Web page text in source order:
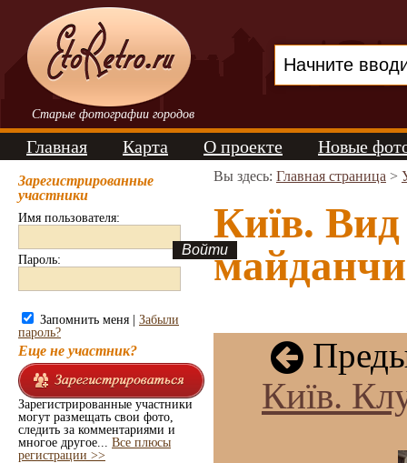
Старые фотографии городов
Главная Карта О проекте Новые
Зарегистрированные
участники
Имя пользователя:
Пароль:
Запомнить меня | Забыли
пароль?
Еще не участник?
Зарегистрированные участники
могут размещать свои фото,
следить за комментариями и
многое другое... Все плюсы
регистрации >>
Вы здесь: Главная страница >
Київ. Вид
Київ.